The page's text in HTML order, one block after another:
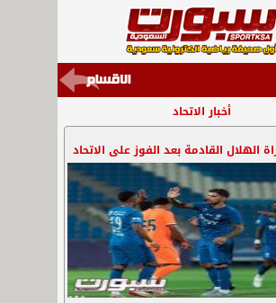
أخبار الاتحاد
الهلال القادمة بعد الفوز على الاتحاد